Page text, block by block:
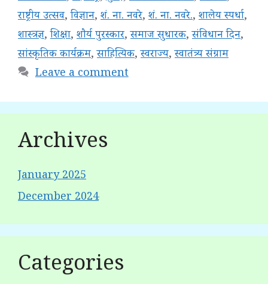
राष्ट्रीय उत्सव,विज्ञान, शं. ना. नवरे, शं. ना. नवरे., शालेय स्पर्धा,
शास्त्रज्ञ,शिक्षा, शौर्य पुरस्कार,समाज सुधारक,संविधान दिन,
सांस्कृतिक कार्यक्रम,साहित्यिक,स्वराज्य,स्वातंत्र्य संग्राम
Leave a comment
Archives
January 2025
December 2024
Categories